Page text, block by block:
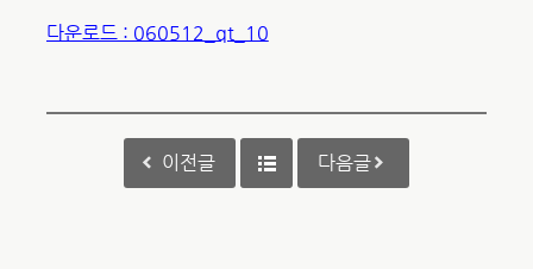
다운로드 : 060512_qt_10
이전글 다음글